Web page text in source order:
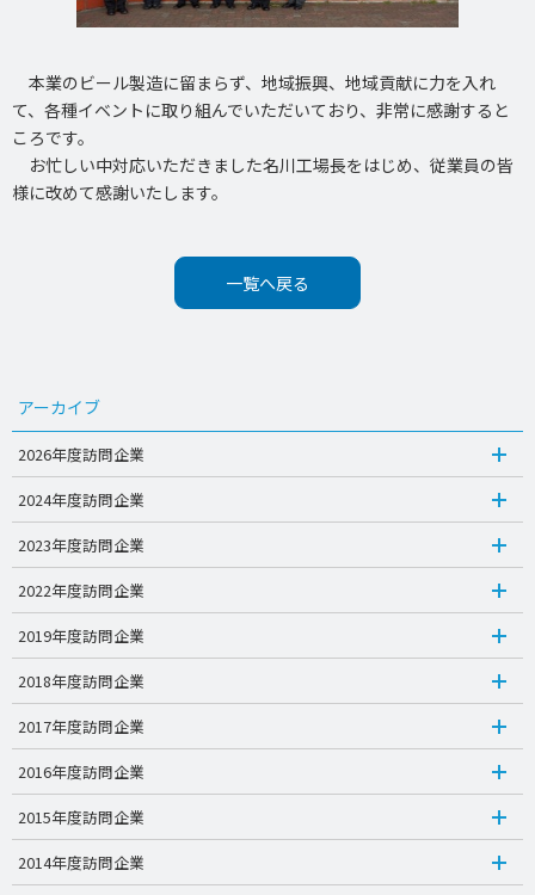
本業のビール製造に留まらず、地域振興、地域貢献に力を入れ
て、各種イベントに取り組んでいただいており、非常に感謝すると
ころです。
お忙しい中対応いただきました名川工場長をはじめ、従業員の皆
様に改めて感謝いたします。
一覧へ戻る
アーカイブ
2026年度訪問企業
2024年度訪問企業
2023年度訪問企業
2022年度訪問企業
2019年度訪問企業
2018年度訪問企業
2017年度訪問企業
2016年度訪問企業
2015年度訪問企業
2014年度訪問企業